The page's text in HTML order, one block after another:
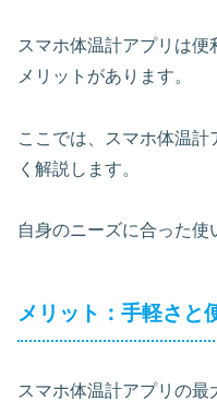
スマホ体温計アプリは
メリットがあります。
ここでは、スマホ体温
く解説します。
自身のニーズに合った使
メリット：手軽さと
スマホ体温計アプリの最